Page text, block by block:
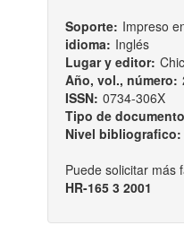
Soporte: Impreso
idioma: Inglés
Lugar y editor:
Año, vol., número:
ISSN: 0734-306X
Tipo de
Nivel bibliografico:
Puede solicitar más
HR-165 3 2001